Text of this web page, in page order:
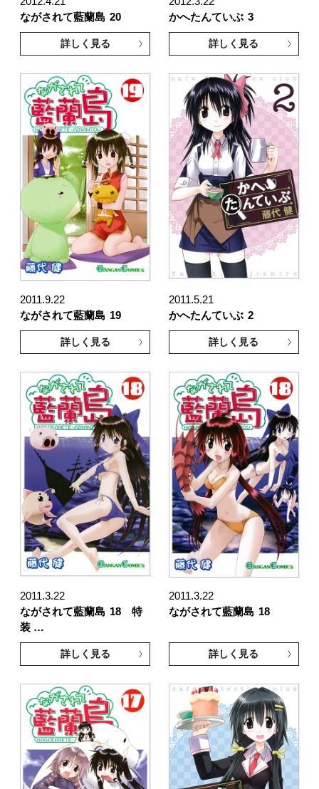
ながされて藍蘭島 20
詳しく見る
かへたんていぶ 3
詳しく見る
2011.9.22
ながされて藍蘭島 19
詳しく見る
2011.5.21
かへたんていぶ 2
詳しく見る
2011.3.22
ながされて藍蘭島 18 特
装 …
詳しく見る
2011.3.22
ながされて藍蘭島 18
詳しく見る